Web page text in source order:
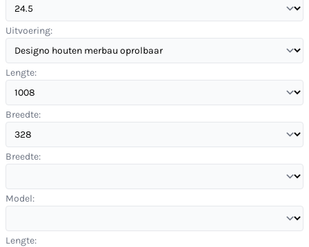
Uitvoering:
Lengte:
Breedte:
Breedte:
Model:
Lengte: